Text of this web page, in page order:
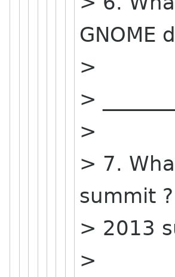
GNOME
>
>
>
> 7.
summit
> 2013
>